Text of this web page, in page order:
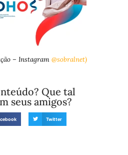
– Instagram @sobralnet)
Que tal
seus amigos?
Twitter